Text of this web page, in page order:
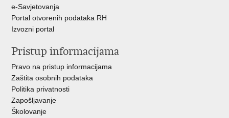
e-Savjetovanja
Portal otvorenih podataka RH
Izvozni portal
Pristup informacijama
Pravo na pristup informacijama
Zaštita osobnih podataka
Politika privatnosti
Zapošljavanje
Školovanje